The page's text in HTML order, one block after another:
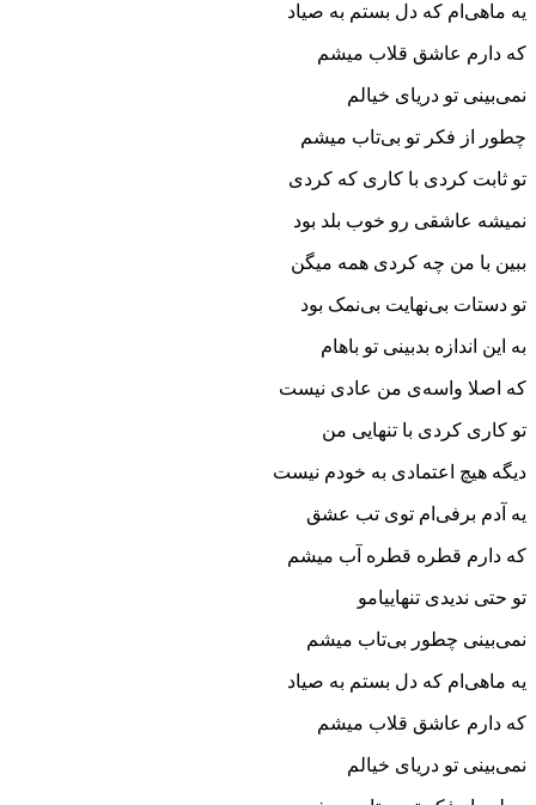
یه ماهی‌ام که دل بستم به صیاد
که دارم عاشق قلاب میشم
نمی‌بینی تو دریای خیالم
چطور از فکر تو بی‌تاب میشم
تو ثابت کردی با کاری که کردی
نمیشه عاشقی رو خوب بلد بود
ببین با من چه کردی همه میگن
تو دستات بی‌نهایت بی‌نمک بود
به این اندازه بدبینی تو باهام
که اصلا واسه‌ی من عادی نیست
تو کاری کردی با تنهایی من
دیگه هیچ اعتمادی به خودم نیست
یه آدم برفی‌ام توی تب عشق
که دارم قطره قطره آب میشم
تو حتی ندیدی تنهاییامو
نمی‌بینی چطور بی‌تاب میشم
یه ماهی‌ام که دل بستم به صیاد
که دارم عاشق قلاب میشم
نمی‌بینی تو دریای خیالم